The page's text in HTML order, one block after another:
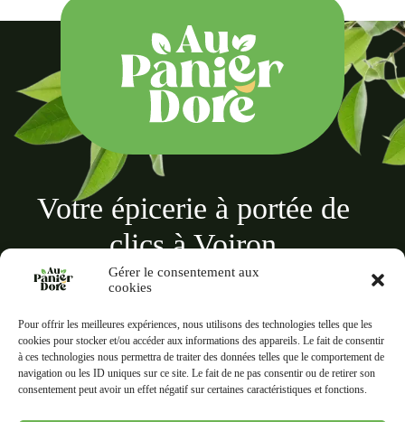
Gérer le consentement aux
cookies
Pour offrir les meilleures expériences, nous utilisons des technologies telles que les
cookies pour stocker et/ou accéder aux informations des appareils. Le fait de consentir
à ces technologies nous permettra de traiter des données telles que le comportement de
navigation ou les ID uniques sur ce site. Le fait de ne pas consentir ou de retirer son
consentement peut avoir un effet négatif sur certaines caractéristiques et fonctions.
Votre épicerie à portée de
clics à Voiron
Au panier doré
18 Rue des Terreaux, 38500 Voiron